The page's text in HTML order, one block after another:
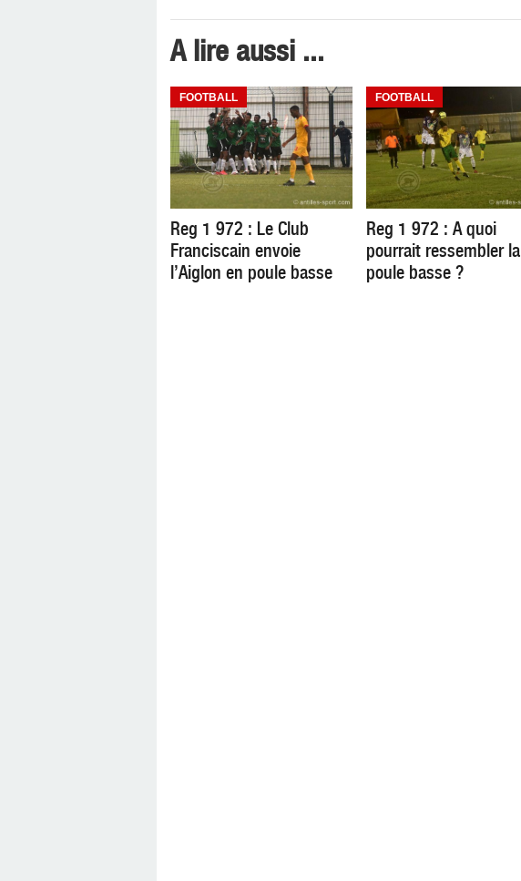
A lire aussi ...
FOOTBALL
Reg 1 972 : Le Club
Franciscain envoie
l’Aiglon en poule basse
FOOTBALL
Reg 1 972 : A quoi
pourrait ressembler la
poule basse ?